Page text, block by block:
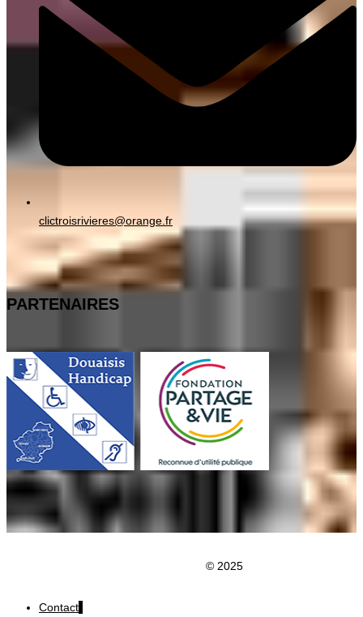
clictroisrivieres@orange.fr
PARTENAIRES
© 2025
Contact